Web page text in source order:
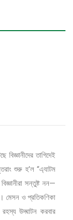
তাগিদেই
শুরু হ’ল “এ্যাটম
সন্তুষ্ট নন—
মেসন ও প্রতিকণিকা
উদ্ঘাটন করবার